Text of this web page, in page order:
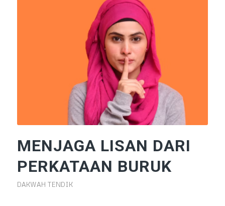
MENJAGA LISAN DARI
PERKATAAN BURUK
DAKWAH TENDIK